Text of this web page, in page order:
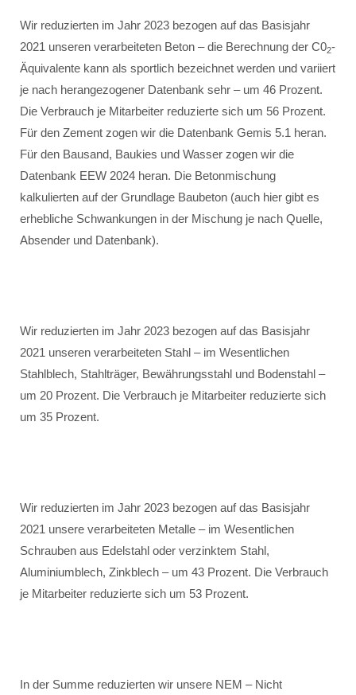
Wir reduzierten im Jahr 2023 bezogen auf das Basisjahr
2021 unseren verarbeiteten Beton – die Berechnung der C02-
Äquivalente kann als sportlich bezeichnet werden und variiert
je nach herangezogener Datenbank sehr – um 46 Prozent.
Die Verbrauch je Mitarbeiter reduzierte sich um 56 Prozent.
Für den Zement zogen wir die Datenbank Gemis 5.1 heran.
Für den Bausand, Baukies und Wasser zogen wir die
Datenbank EEW 2024 heran. Die Betonmischung
kalkulierten auf der Grundlage Baubeton (auch hier gibt es
erhebliche Schwankungen in der Mischung je nach Quelle,
Absender und Datenbank).
Wir reduzierten im Jahr 2023 bezogen auf das Basisjahr
2021 unseren verarbeiteten Stahl – im Wesentlichen
Stahlblech, Stahlträger, Bewährungsstahl und Bodenstahl –
um 20 Prozent. Die Verbrauch je Mitarbeiter reduzierte sich
um 35 Prozent.
Wir reduzierten im Jahr 2023 bezogen auf das Basisjahr
2021 unsere verarbeiteten Metalle – im Wesentlichen
Schrauben aus Edelstahl oder verzinktem Stahl,
Aluminiumblech, Zinkblech – um 43 Prozent. Die Verbrauch
je Mitarbeiter reduzierte sich um 53 Prozent.
In der Summe reduzierten wir unsere NEM – Nicht